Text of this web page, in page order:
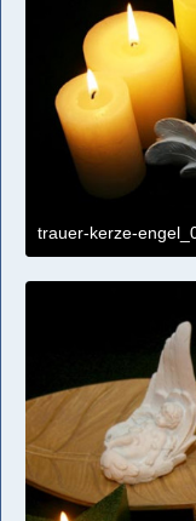
trauer-kerze-
4. April